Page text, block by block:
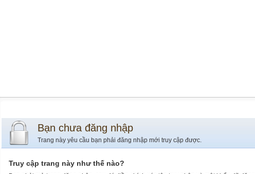
Bạn chưa đăng nhập
Trang này yêu cầu bạn phải đăng nhập mới truy cập được.
Truy cập trang này như thế nào?